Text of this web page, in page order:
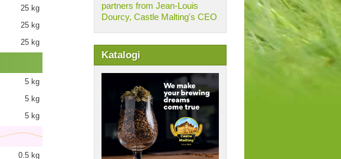
partners from Jean-Louis
Dourcy, Castle Malting's CEO
Katalogi
25 kg
25 kg
25 kg
5 kg
5 kg
5 kg
0.5 kg